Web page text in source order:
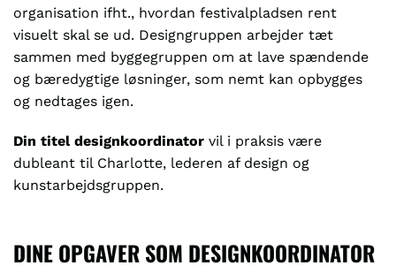
organisation ifht., hvordan festivalpladsen rent
visuelt skal se ud. Designgruppen arbejder tæt
sammen med byggegruppen om at lave spændende
og bæredygtige løsninger, som nemt kan opbygges
og nedtages igen.
Din titel designkoordinator vil i praksis være
dubleant til Charlotte, lederen af design og
kunstarbejdsgruppen.
DINE OPGAVER SOM DESIGNKOORDINATOR